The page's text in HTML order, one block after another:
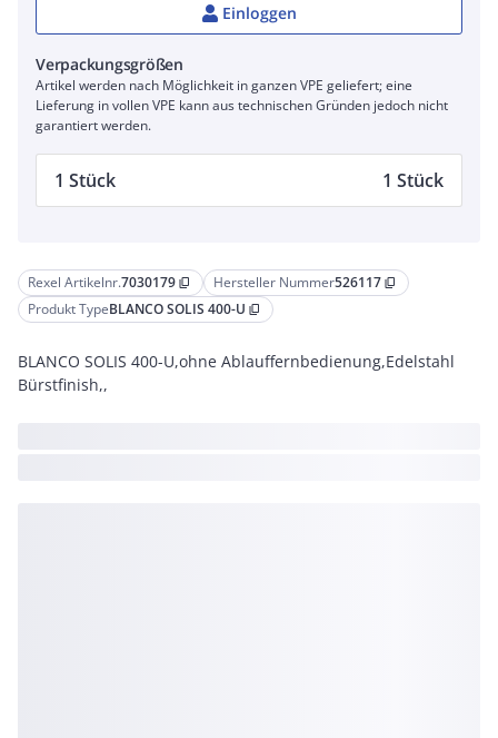
Rexel Artikelnr.7030179 content_copy Hersteller Nummer526117 content_copy
Produkt TypeBLANCO SOLIS 400-U content_copy
BLANCO SOLIS 400-U,ohne Ablauffernbedienung,Edelstahl
Bürstfinish,,
Einloggen
Verpackungsgrößen
Artikel werden nach Möglichkeit in ganzen VPE geliefert; eine
Lieferung in vollen VPE kann aus technischen Gründen jedoch nicht
garantiert werden.
1 Stück 1 Stück